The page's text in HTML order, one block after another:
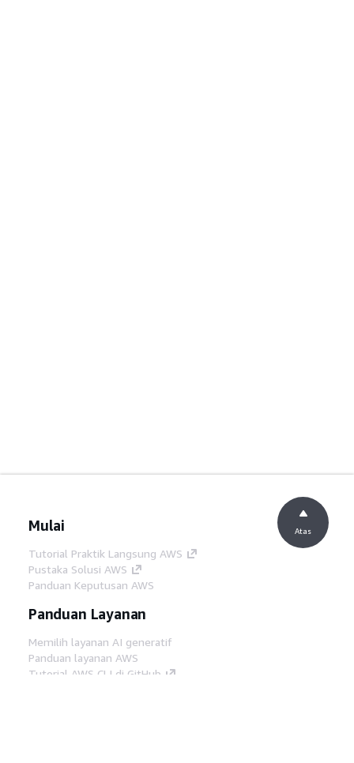
Mulai
Tutorial Praktik Langsung AWS
Pustaka Solusi AWS
Panduan Keputusan AWS
Panduan Layanan
Memilih layanan AI generatif
Panduan layanan AWS
Tutorial AWS CLI di GitHub
Atas